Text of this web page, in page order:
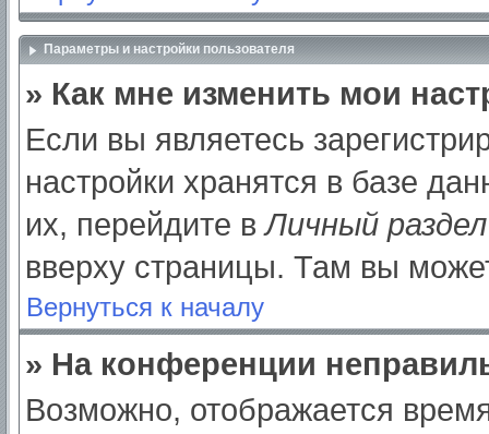
Параметры и настройки пользователя
» Как мне изменить мои
Если вы являетесь
настройки хранятся в базе
их, перейдите вЛичный раздел
вверху страницы. Там вы
Вернуться к началу
» На конференции
Возможно, отображается